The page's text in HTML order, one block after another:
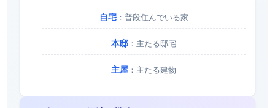
自宅：普段住んでいる家
本邸 ：主たる邸宅
主屋 ：主たる建物